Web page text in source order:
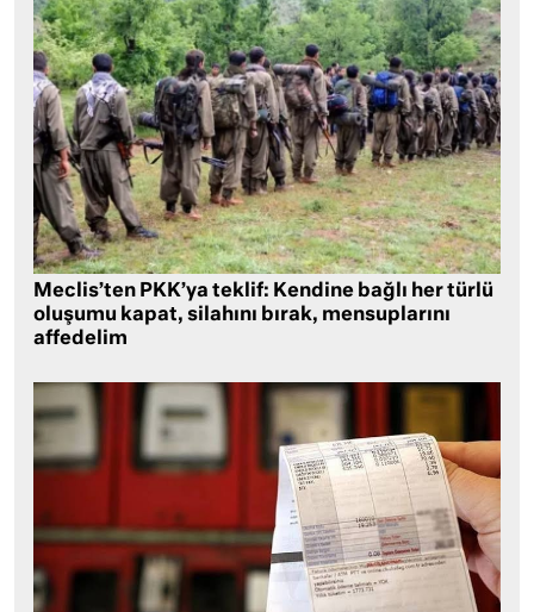
Meclis’ten PKK’ya teklif: Kendine bağlı her türlü
oluşumu kapat, silahını bırak, mensuplarını
affedelim